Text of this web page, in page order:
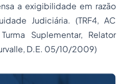
a exigibilidade em razão
Judiciária. (TRF4, AC
Suplementar, Relator
D.E. 05/10/2009)